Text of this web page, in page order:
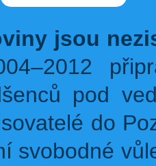
jsou
pod
do
svobodné